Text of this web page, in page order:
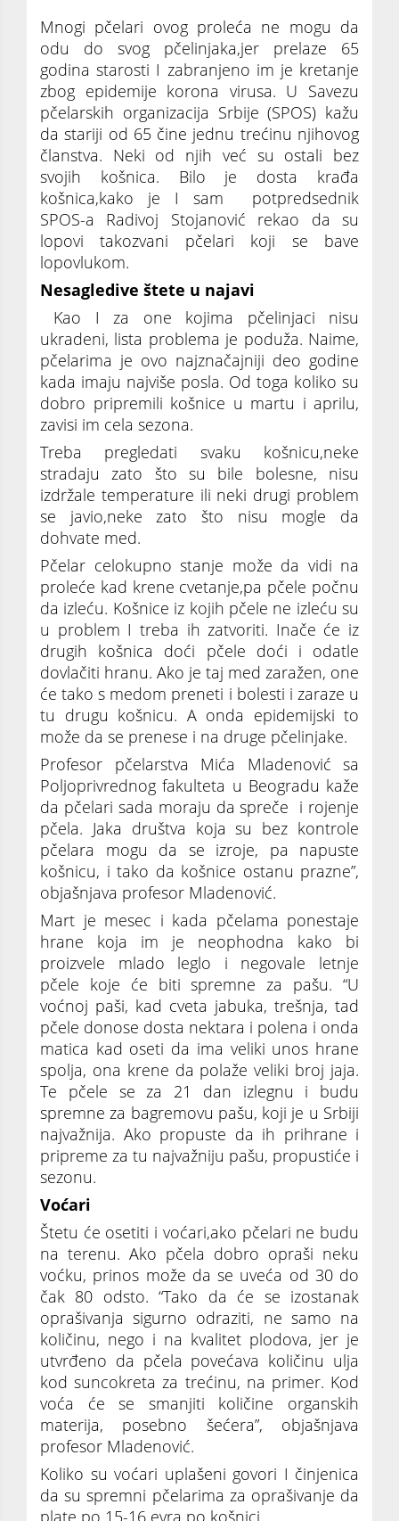
Mnogi pčelari ovog proleća ne mogu da
odu do svog pčelinjaka,jer prelaze 65
godina starosti I zabranjeno im je kretanje
zbog epidemije korona virusa. U Savezu
pčelarskih organizacija Srbije (SPOS) kažu
da stariji od 65 čine jednu trećinu njihovog
članstva. Neki od njih već su ostali bez
svojih košnica. Bilo je dosta krađa
košnica,kako je I sam potpredsednik
SPOS-a Radivoj Stojanović rekao da su
lopovi takozvani pčelari koji se bave
lopovlukom.
Nesagledive štete u najavi
Kao I za one kojima pčelinjaci nisu
ukradeni, lista problema je poduža. Naime,
pčelarima je ovo najznačajniji deo godine
kada imaju najviše posla. Od toga koliko su
dobro pripremili košnice u martu i aprilu,
zavisi im cela sezona.
Treba pregledati svaku košnicu,neke
stradaju zato što su bile bolesne, nisu
izdržale temperature ili neki drugi problem
se javio,neke zato što nisu mogle da
dohvate med.
Pčelar celokupno stanje može da vidi na
proleće kad krene cvetanje,pa pčele počnu
da izleću. Košnice iz kojih pčele ne izleću su
u problem I treba ih zatvoriti. Inače će iz
drugih košnica doći pčele doći i odatle
dovlačiti hranu. Ako je taj med zaražen, one
će tako s medom preneti i bolesti i zaraze u
tu drugu košnicu. A onda epidemijski to
može da se prenese i na druge pčelinjake.
Profesor pčelarstva Mića Mladenović sa
Poljoprivrednog fakulteta u Beogradu kaže
da pčelari sada moraju da spreče i rojenje
pčela. Jaka društva koja su bez kontrole
pčelara mogu da se izroje, pa napuste
košnicu, i tako da košnice ostanu prazne”,
objašnjava profesor Mladenović.
Mart je mesec i kada pčelama ponestaje
hrane koja im je neophodna kako bi
proizvele mlado leglo i negovale letnje
pčele koje će biti spremne za pašu. “U
voćnoj paši, kad cveta jabuka, trešnja, tad
pčele donose dosta nektara i polena i onda
matica kad oseti da ima veliki unos hrane
spolja, ona krene da polaže veliki broj jaja.
Te pčele se za 21 dan izlegnu i budu
spremne za bagremovu pašu, koji je u Srbiji
najvažnija. Ako propuste da ih prihrane i
pripreme za tu najvažniju pašu, propustiće i
sezonu.
Voćari
Štetu će osetiti i voćari,ako pčelari ne budu
na terenu. Ako pčela dobro opraši neku
voćku, prinos može da se uveća od 30 do
čak 80 odsto. “Tako da će se izostanak
oprašivanja sigurno odraziti, ne samo na
količinu, nego i na kvalitet plodova, jer je
utvrđeno da pčela povećava količinu ulja
kod suncokreta za trećinu, na primer. Kod
voća će se smanjiti količine organskih
materija, posebno šećera”, objašnjava
profesor Mladenović.
Koliko su voćari uplašeni govori I činjenica
da su spremni pčelarima za oprašivanje da
plate po 15-16 evra po košnici.